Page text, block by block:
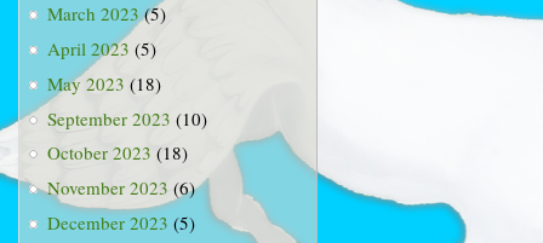
March 2023(5)
April 2023 (5)
May 2023 (18)
September 2023 (10)
October 2023 (18)
November 2023 (6)
December 2023 (5)